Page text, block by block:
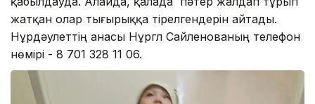
жатқан олар тығырыққа тірелгендерін айтады.
Нұрдәулеттің анасы Нұргүл Сайленованың телефон
нөмірі - 8 701 328 11 06.